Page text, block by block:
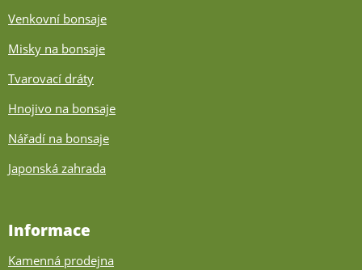
Venkovní bonsaje
Misky na bonsaje
Tvarovací dráty
Hnojivo na bonsaje
Nářadí na bonsaje
Japonská zahrada
Informace
Kamenná prodejna